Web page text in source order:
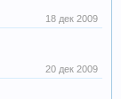
18 дек 2009
20 дек 2009